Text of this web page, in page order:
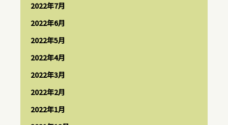
2022年7月
2022年6月
2022年5月
2022年4月
2022年3月
2022年2月
2022年1月